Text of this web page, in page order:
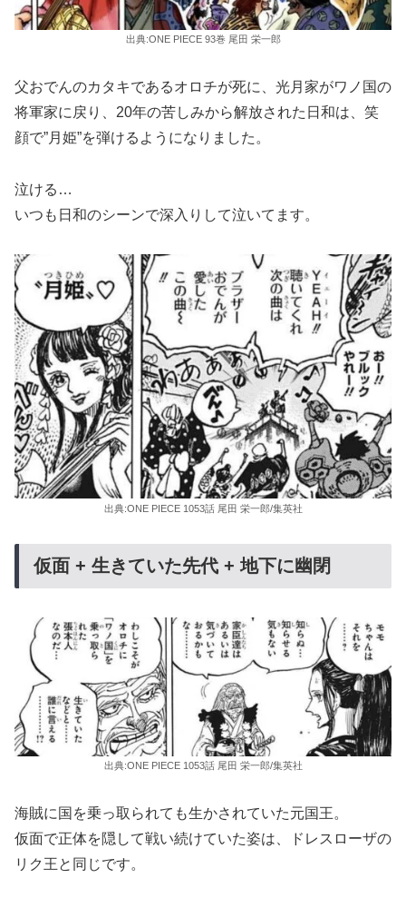
出典:ONE PIECE 93巻 尾田 栄一郎
父おでんのカタキであるオロチが死に、光月家がワノ国の
将軍家に戻り、20年の苦しみから解放された日和は、笑
顔で”月姫”を弾けるようになりました。
泣ける…
いつも日和のシーンで深入りして泣いてます。
出典:ONE PIECE 1053話 尾田 栄一郎/集英社
仮面 + 生きていた先代 + 地下に幽閉
出典:ONE PIECE 1053話 尾田 栄一郎/集英社
海賊に国を乗っ取られても生かされていた元国王。
仮面で正体を隠して戦い続けていた姿は、ドレスローザの
リク王と同じです。